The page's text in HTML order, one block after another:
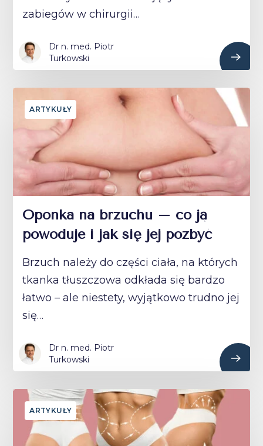
zabiegów w chirurgii…
Dr n. med. Piotr
Turkowski
ARTYKUŁY
Oponka na brzuchu – co ją
powoduje i jak się jej pozbyć
Brzuch należy do części ciała, na których
tkanka tłuszczowa odkłada się bardzo
łatwo – ale niestety, wyjątkowo trudno jej
się…
Dr n. med. Piotr
Turkowski
ARTYKUŁY